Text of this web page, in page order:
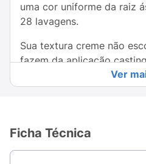
uma cor uniforme da raiz
28 lavagens.
Sua textura creme não
fazem da aplicação
momento único para
revelador 67,5ml.01 Frasco
Ver
Ficha Técnica